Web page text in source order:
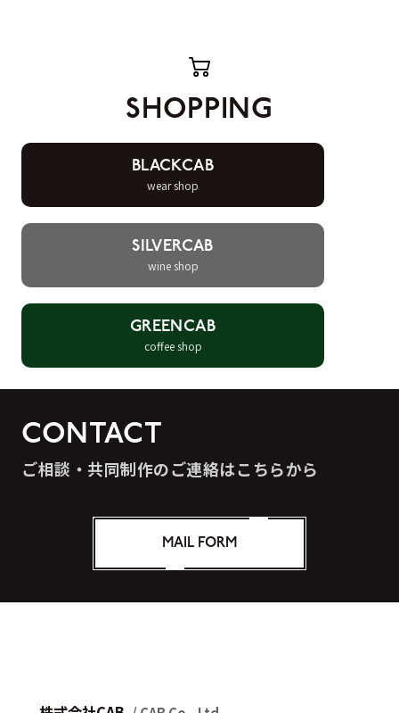
SHOPPING
BLACKCAB
wear shop
SILVERCAB
wine shop
GREENCAB
coffee shop
CONTACT
ご相談・共同制作のご連絡はこちらから
MAIL FORM